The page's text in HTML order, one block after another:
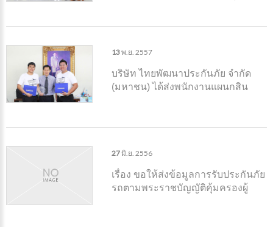
2557 เวลา 07.40 น
13พ.ย. 2557
บริษัท ไทยพัฒนาประกันภัย จำกัด
(มหาชน) ได้ส่งพนักงานแผนกสิน
ธรรมสา เข้า รับการอบรมหลักสูตร
27มิ.ย. 2556
เรื่อง ขอให้ส่งข้อมูลการรับประกันภัย
รถตามพระราชบัญญัติคุ้มครองผู้